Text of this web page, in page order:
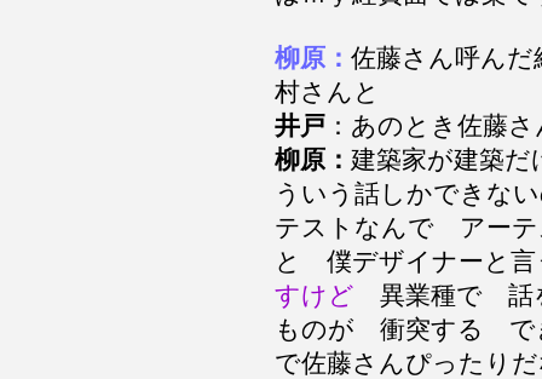
柳原： 佐藤さん呼ん
村さんと
井戸 ：あのとき佐藤
柳原： 建築家が建築
ういう話しかできな
テストなんで アーテ
と 僕デザイナーと
すけど 異業種で 話
ものが 衝突する で
で佐藤さんぴったり